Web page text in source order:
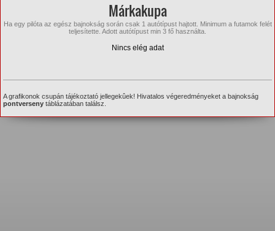
Márkakupa
Ha egy pilóta az egész bajnokság során csak 1 autótípust hajtott. Minimum a futamok felét
teljesítette. Adott autótípust min 3 fő használta.
Nincs elég adat
A grafikonok csupán tájékoztató jellegekûek! Hivatalos végeredményeket a bajnokság
pontverseny táblázatában találsz.